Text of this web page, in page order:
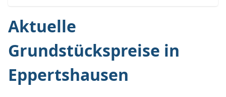
Aktuelle
Grundstückspreise in
Eppertshausen